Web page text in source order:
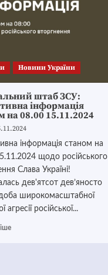
Новини України
штаб ЗСУ:
інформація
на 08.00 15.11.2024
інформація станом на
щодо російського
Слава Україні!
дев'ятсот дев’яносто
широкомасштабної
агресії російської...